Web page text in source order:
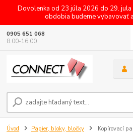
Dovolenka od 23 júla 2026 do 29.
obdobia budeme vybavovať
0905 651 068
8.00-16.00
Úvod Papier, bloky, bločky Kopírovací